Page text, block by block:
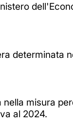
determinata
misura
al 2024.